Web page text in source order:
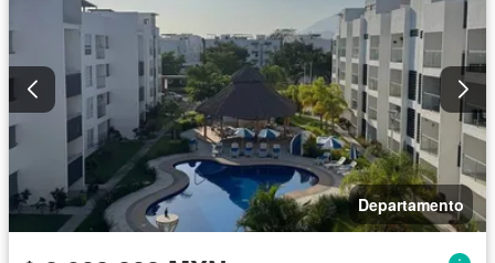
Departamento